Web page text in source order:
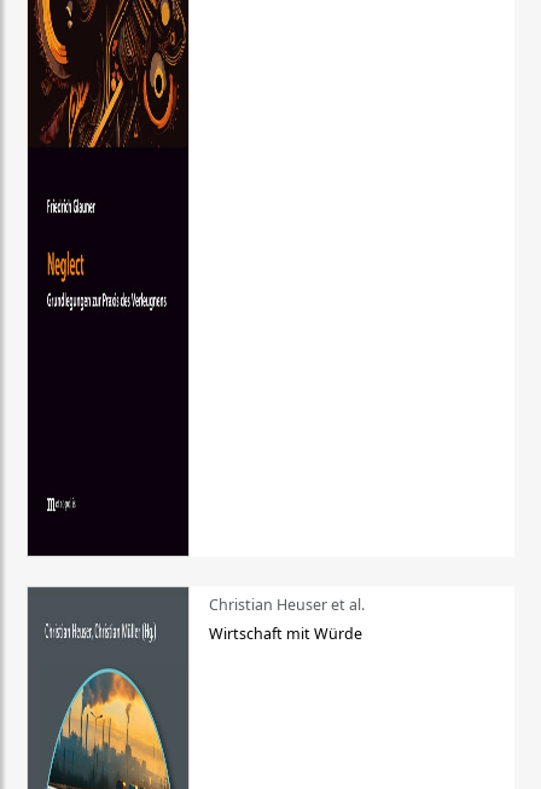
Christian Heuser et al.
Wirtschaft mit Würde